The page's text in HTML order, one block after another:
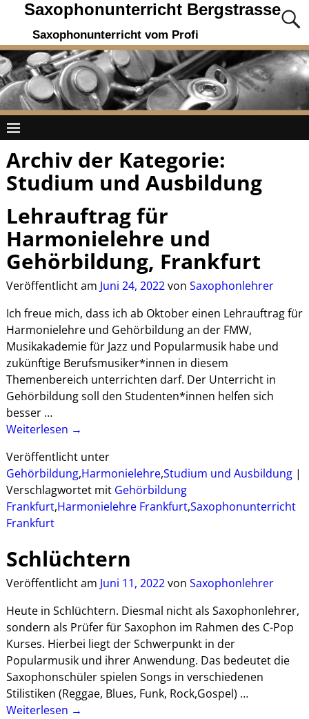
Saxophonunterricht Bergstrasse
Saxophonunterricht vom Profi
Archiv der Kategorie:
Studium und Ausbildung
Lehrauftrag für
Harmonielehre und
Gehörbildung, Frankfurt
Veröffentlicht am Juni 24, 2022von Saxophonlehrer
Ich freue mich, dass ich ab Oktober einen Lehrauftrag für
Harmonielehre und Gehörbildung an der FMW,
Musikakademie für Jazz und Popularmusik habe und
zukünftige Berufsmusiker*innen in diesem
Themenbereich unterrichten darf. Der Unterricht in
Gehörbildung soll den Studenten*innen helfen sich
besser …
Weiterlesen →
Veröffentlicht unter
Gehörbildung,Harmonielehre,Studium und Ausbildung|
Verschlagwortet mit Gehörbildung
Frankfurt,Harmonielehre Frankfurt,Saxophonunterricht
Frankfurt
Schlüchtern
Veröffentlicht am Juni 11, 2022von Saxophonlehrer
Heute in Schlüchtern. Diesmal nicht als Saxophonlehrer,
sondern als Prüfer für Saxophon im Rahmen des C-Pop
Kurses. Hierbei liegt der Schwerpunkt in der
Popularmusik und ihrer Anwendung. Das bedeutet die
Saxophonschüler spielen Songs in verschiedenen
Stilistiken (Reggae, Blues, Funk, Rock,Gospel) …
Weiterlesen →